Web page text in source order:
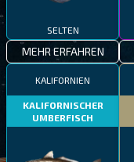
SELTEN
MEHR ERFAHREN
KALIFORNIEN
KALIFORNISCHER
UMBERFISCH